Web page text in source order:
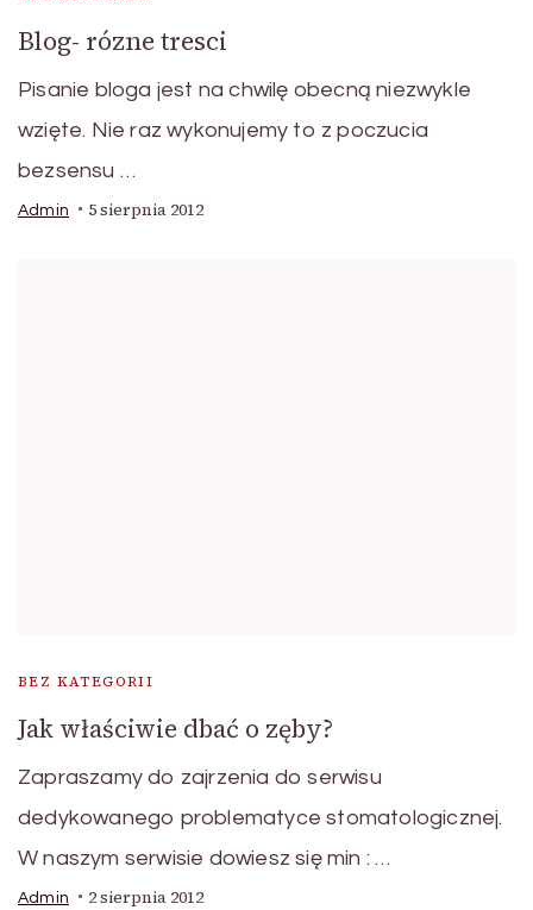
Blog- rózne tresci
Pisanie bloga jest na chwilę obecną niezwykle
wzięte. Nie raz wykonujemy to z poczucia
bezsensu …
Admin 5 sierpnia 2012
BEZ KATEGORII
Jak właściwie dbać o zęby?
Zapraszamy do zajrzenia do serwisu
dedykowanego problematyce stomatologicznej.
W naszym serwisie dowiesz się min : …
Admin 2 sierpnia 2012